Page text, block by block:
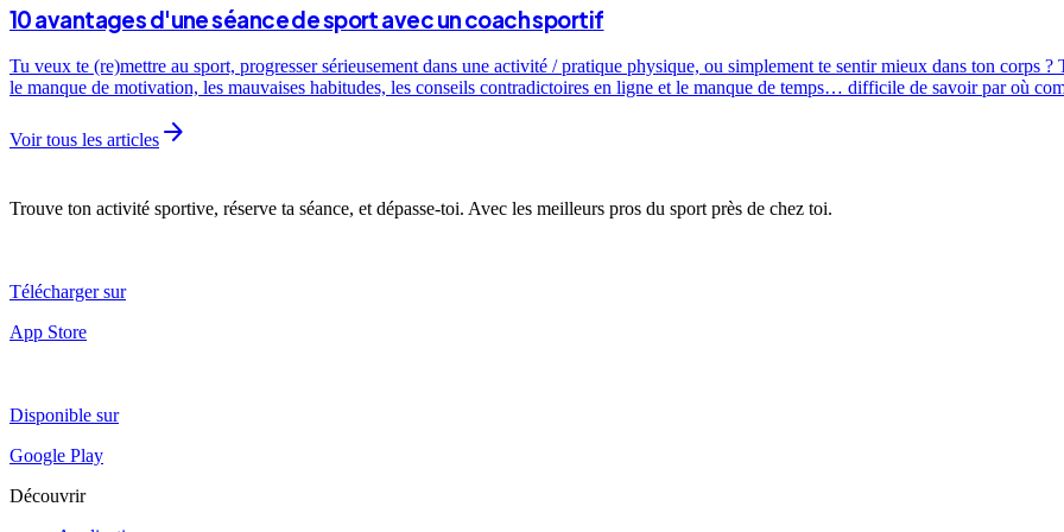
10 avantages d'une séance de sport avec un coach sportif
Tu veux te (re)mettre au sport, progresser sérieusement dans une activité / pratique physique, ou simplement te sentir mieux dans ton corps
le manque de motivation, les mauvaises habitudes, les conseils contradictoires en ligne et le manque de temps… difficile de savoir par où
Voir tous les articles arrow_forward
Trouve ton activité sportive, réserve ta séance, et dépasse-toi. Avec les meilleurs pros du sport près de chez toi.
Télécharger sur
App Store
Disponible sur
Google Play
Découvrir